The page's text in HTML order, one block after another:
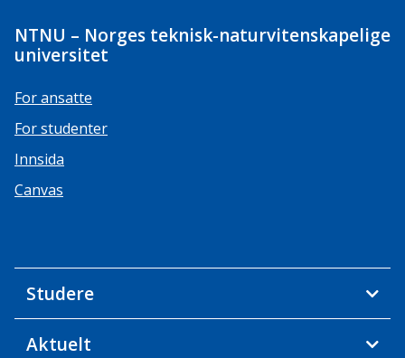
NTNU – Norges teknisk-naturvitenskapelige
universitet
For ansatte
For studenter
Innsida
Canvas
Studere
Aktuelt